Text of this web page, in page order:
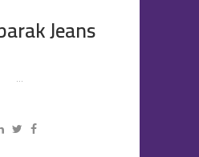
Jeans
...